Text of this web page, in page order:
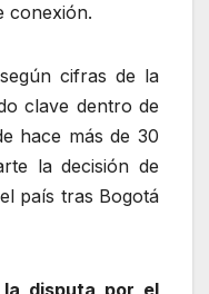
conexión.
cifras de la
clave dentro de
hace más de 30
la decisión de
país tras Bogotá
la disputa por el